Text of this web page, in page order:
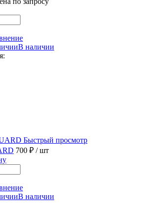
В наличии
Быстрый просмотр
700 ₽ / шт
В наличии